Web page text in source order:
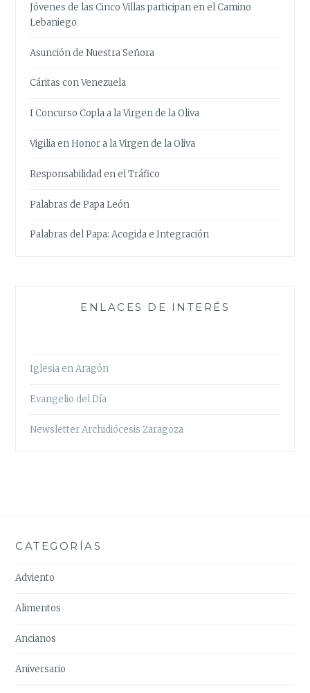
Jóvenes de las Cinco Villas participan en el Camino
Lebaniego
Asunción de Nuestra Señora
Cáritas con Venezuela
I Concurso Copla a la Virgen de la Oliva
Vigilia en Honor a la Virgen de la Oliva
Responsabilidad en el Tráfico
Palabras de Papa León
Palabras del Papa: Acogida e Integración
ENLACES DE INTERÉS
Iglesia en Aragón
Evangelio del Día
Newsletter Archidiócesis Zaragoza
CATEGORÍAS
Adviento
Alimentos
Ancianos
Aniversario